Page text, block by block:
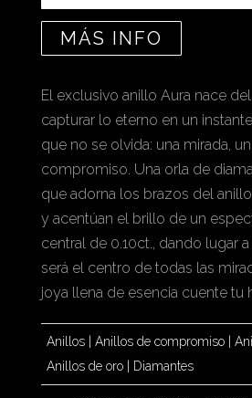
MÁS INFO
El exclusivo anillo Aura nace
capturar lo eterno en un
que no se olvida: una mirada,
compromiso. Una orla de
que adorna los brazos del
y acentúan el brillo de un
central de 0.10ct., dando lugar
será el centro de todas las
joya llena de esencia cuente tu
Anillos| Anillos de compromiso|
Anillos de oro| Diamantes